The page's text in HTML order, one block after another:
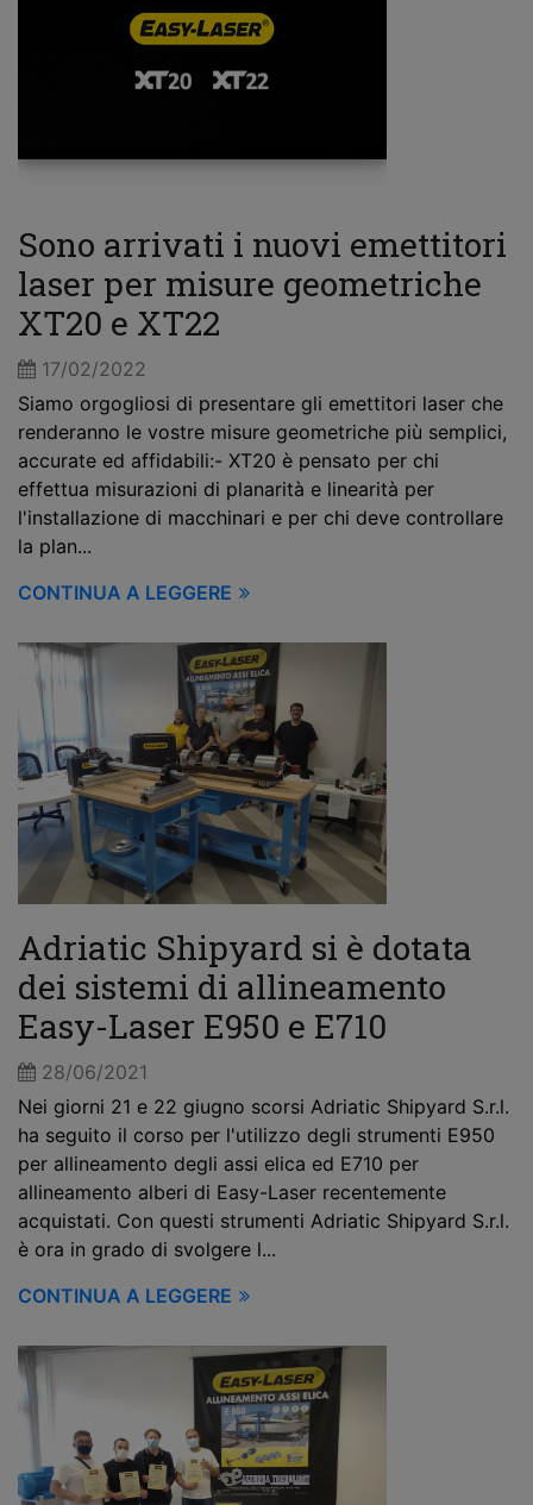
Sono arrivati i nuovi emettitori
laser per misure geometriche
XT20 e XT22
17/02/2022
Siamo orgogliosi di presentare gli emettitori laser che
renderanno le vostre misure geometriche più semplici,
accurate ed affidabili:- XT20 è pensato per chi
effettua misurazioni di planarità e linearità per
l'installazione di macchinari e per chi deve controllare
la plan...
CONTINUA A LEGGERE
Adriatic Shipyard si è dotata
dei sistemi di allineamento
Easy-Laser E950 e E710
28/06/2021
Nei giorni 21 e 22 giugno scorsi Adriatic Shipyard S.r.l.
ha seguito il corso per l'utilizzo degli strumenti E950
per allineamento degli assi elica ed E710 per
allineamento alberi di Easy-Laser recentemente
acquistati. Con questi strumenti Adriatic Shipyard S.r.l.
è ora in grado di svolgere l...
CONTINUA A LEGGERE